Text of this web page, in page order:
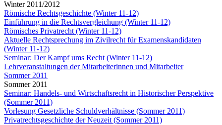
Winter 2011/2012
Römische Rechtsgeschichte (Winter 11-12)
Einführung in die Rechtsvergleichung (Winter 11-12)
Römisches Privatrecht (Winter 11-12)
Aktuelle Rechtsprechung im Zivilrecht für Examenskandidaten
(Winter 11-12)
Seminar: Der Kampf ums Recht (Winter 11-12)
Lehrveranstaltungen der Mitarbeiterinnen und Mitarbeiter
Sommer 2011
Sommer 2011
Seminar: Handels- und Wirtschaftsrecht in Historischer Perspektive
(Sommer 2011)
Vorlesung Gesetzliche Schuldverhältnisse (Sommer 2011)
Privatrechtsgeschichte der Neuzeit (Sommer 2011)